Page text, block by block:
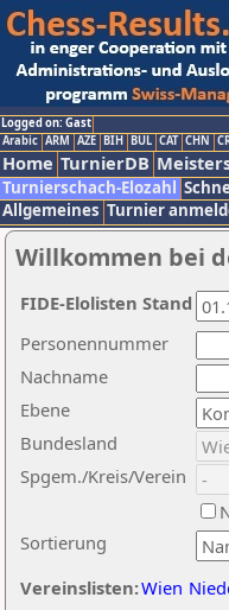
Logged on: Gast
Arabic ARM AZE BIH BUL CAT CHN
Home TurnierDB
Turnierschach-Elozahl
Allgemeines Turnier
Willkommen bei
Nachname
Ebene
Sortierung
Personennummer
Bundesland
Spgem./Kreis/Verein
Vereinslisten:Wien
FIDE-Elolisten Stand